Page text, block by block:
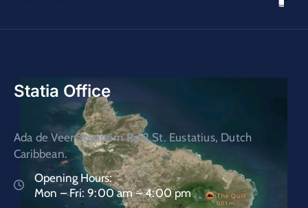
Statia Office
Ada de Veer Southern Rd.2 St. Eustatius, Dutch
Caribbean.
Opening Hours:
Mon – Fri: 9:00 am – 4:00 pm